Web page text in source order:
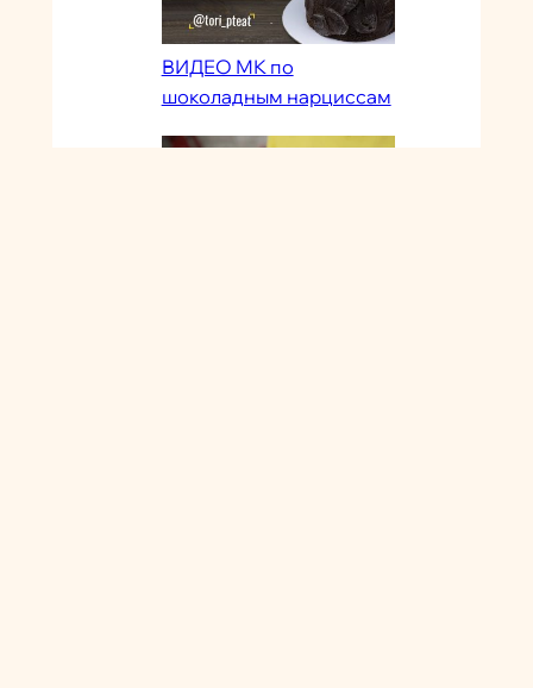
ВИДЕО МК по
шоколадным нарциссам